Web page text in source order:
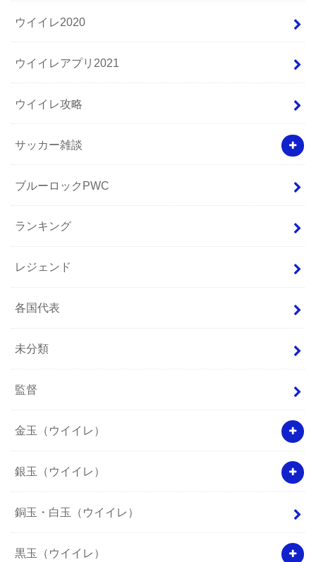
ウイイレ2020
ウイイレアプリ2021
ウイイレ攻略
サッカー雑談
ブルーロックPWC
ランキング
レジェンド
各国代表
未分類
監督
金玉（ウイイレ）
銀玉（ウイイレ）
銅玉・白玉（ウイイレ）
黒玉（ウイイレ）